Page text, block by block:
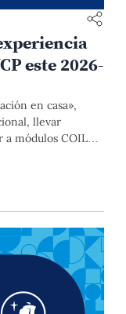
este 2026-
en casa»,
llevar
a módulos COIL